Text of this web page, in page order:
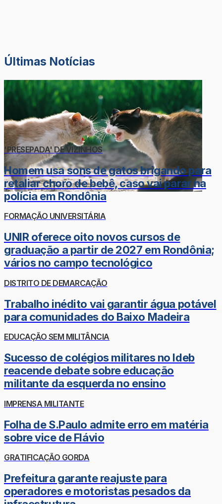
Últimas Notícias
'PRESEPADA' DE VIZINHOS
Homem usa sons de gatos brigando para
retaliar choro de bebê, caso vai parar na
polícia em Rondônia
FORMAÇÃO UNIVERSITÁRIA
UNIR oferece oito novos cursos de
graduação a partir de 2027 em Rondônia;
vários no campo tecnológico
DISTRITO DE DEMARCAÇÃO
Trabalho inédito vai garantir água potável
para comunidades do Baixo Madeira
EDUCAÇÃO SEM MILITÂNCIA
Sucesso de colégios militares no Ideb
reacende debate sobre educação
militante da esquerda no ensino
IMPRENSA MILITANTE
Folha de S.Paulo admite erro em matéria
sobre vice de Flávio
GRATIFICAÇÃO GORDA
Prefeitura garante reajuste para
operadores e motoristas pesados da